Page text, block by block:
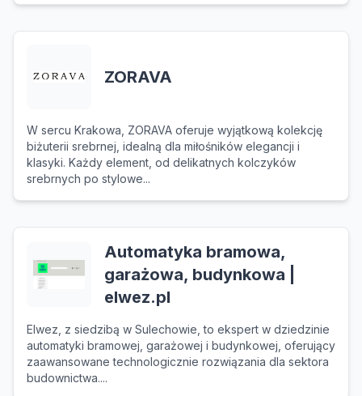
ZORAVA
W sercu Krakowa, ZORAVA oferuje wyjątkową kolekcję
biżuterii srebrnej, idealną dla miłośników elegancji i
klasyki. Każdy element, od delikatnych kolczyków
srebrnych po stylowe...
Automatyka bramowa,
garażowa, budynkowa |
elwez.pl
Elwez, z siedzibą w Sulechowie, to ekspert w dziedzinie
automatyki bramowej, garażowej i budynkowej, oferujący
zaawansowane technologicznie rozwiązania dla sektora
budownictwa....